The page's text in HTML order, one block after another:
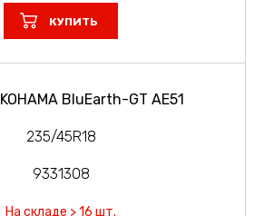
КУПИТЬ
BluEarth-GT AE51
235/45R18
9331308
На складе > 16 шт.